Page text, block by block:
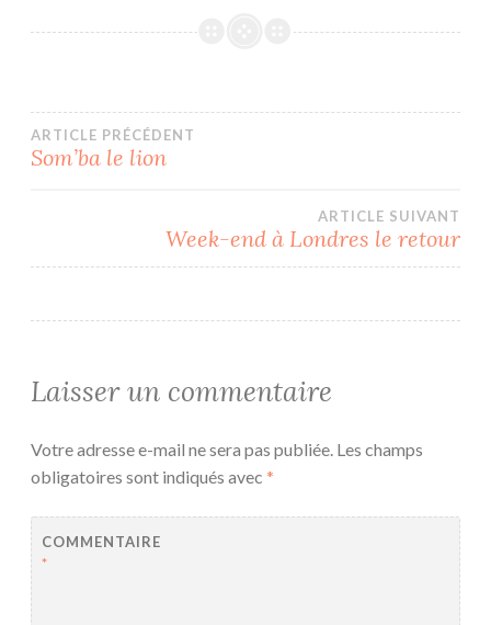
Navigation
l’article
ARTICLE PRÉCÉDENT
Som’ba le lion
ARTICLE SUIVANT
Week-end à Londres le retour
Laisser un commentaire
Votre adresse e-mail ne sera pas publiée. Les champs
obligatoires sont indiqués avec *
COMMENTAIRE
*